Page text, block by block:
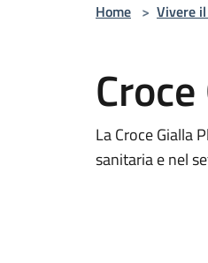
Home > Vivere
La Croce Gialla
sanitaria e nel